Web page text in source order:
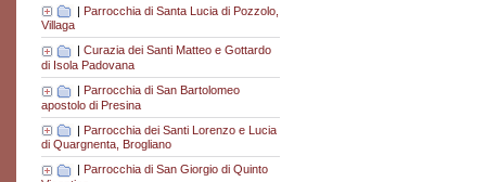
| Parrocchia di Santa Lucia di Pozzolo,
Villaga
Curazia dei Santi Matteo e Gottardo
di Isola Padovana
| Parrocchia di San Bartolomeo
apostolo di Presina
| Parrocchia dei Santi Lorenzo e Lucia
di Quargnenta, Brogliano
| Parrocchia di San Giorgio di Quinto